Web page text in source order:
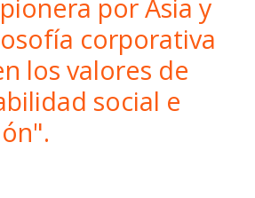
por Asia y
corporativa
los valores de
social e